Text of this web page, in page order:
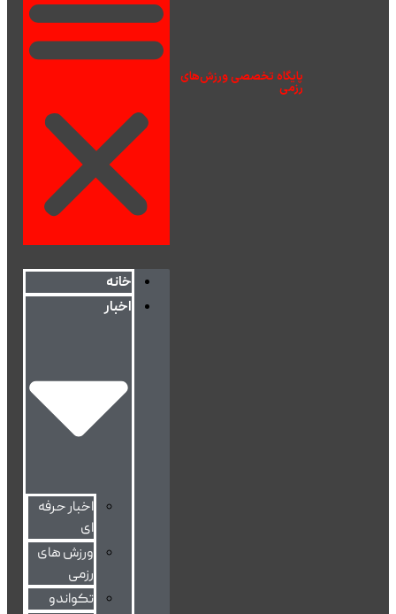
پایگاه تخصصی ورزش‌های
رزمی
خانه
اخبار
اخبار حرفه
ای
ورزش های
رزمی
تکواندو